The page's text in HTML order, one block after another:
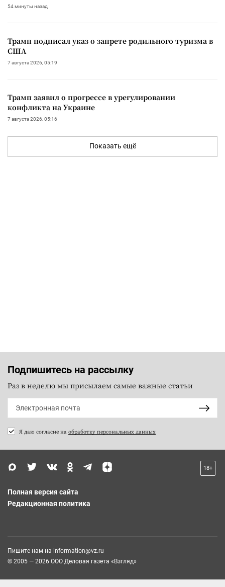
54 минуты назад
Трамп подписал указ о запрете родильного туризма в
США
7 августа 2026, 05:19
Трамп заявил о прогрессе в урегулировании
конфликта на Украине
7 августа 2026, 05:16
Показать ещё
Подпишитесь на рассылку
Раз в неделю мы присылаем самые важные статьи
Я даю согласие на обработку персональных данных
18+
Полная версия сайта
Редакционная политика
Пишите нам на information@vz.ru
© 2005 — 2026 ООО Деловая газета «Взгляд»